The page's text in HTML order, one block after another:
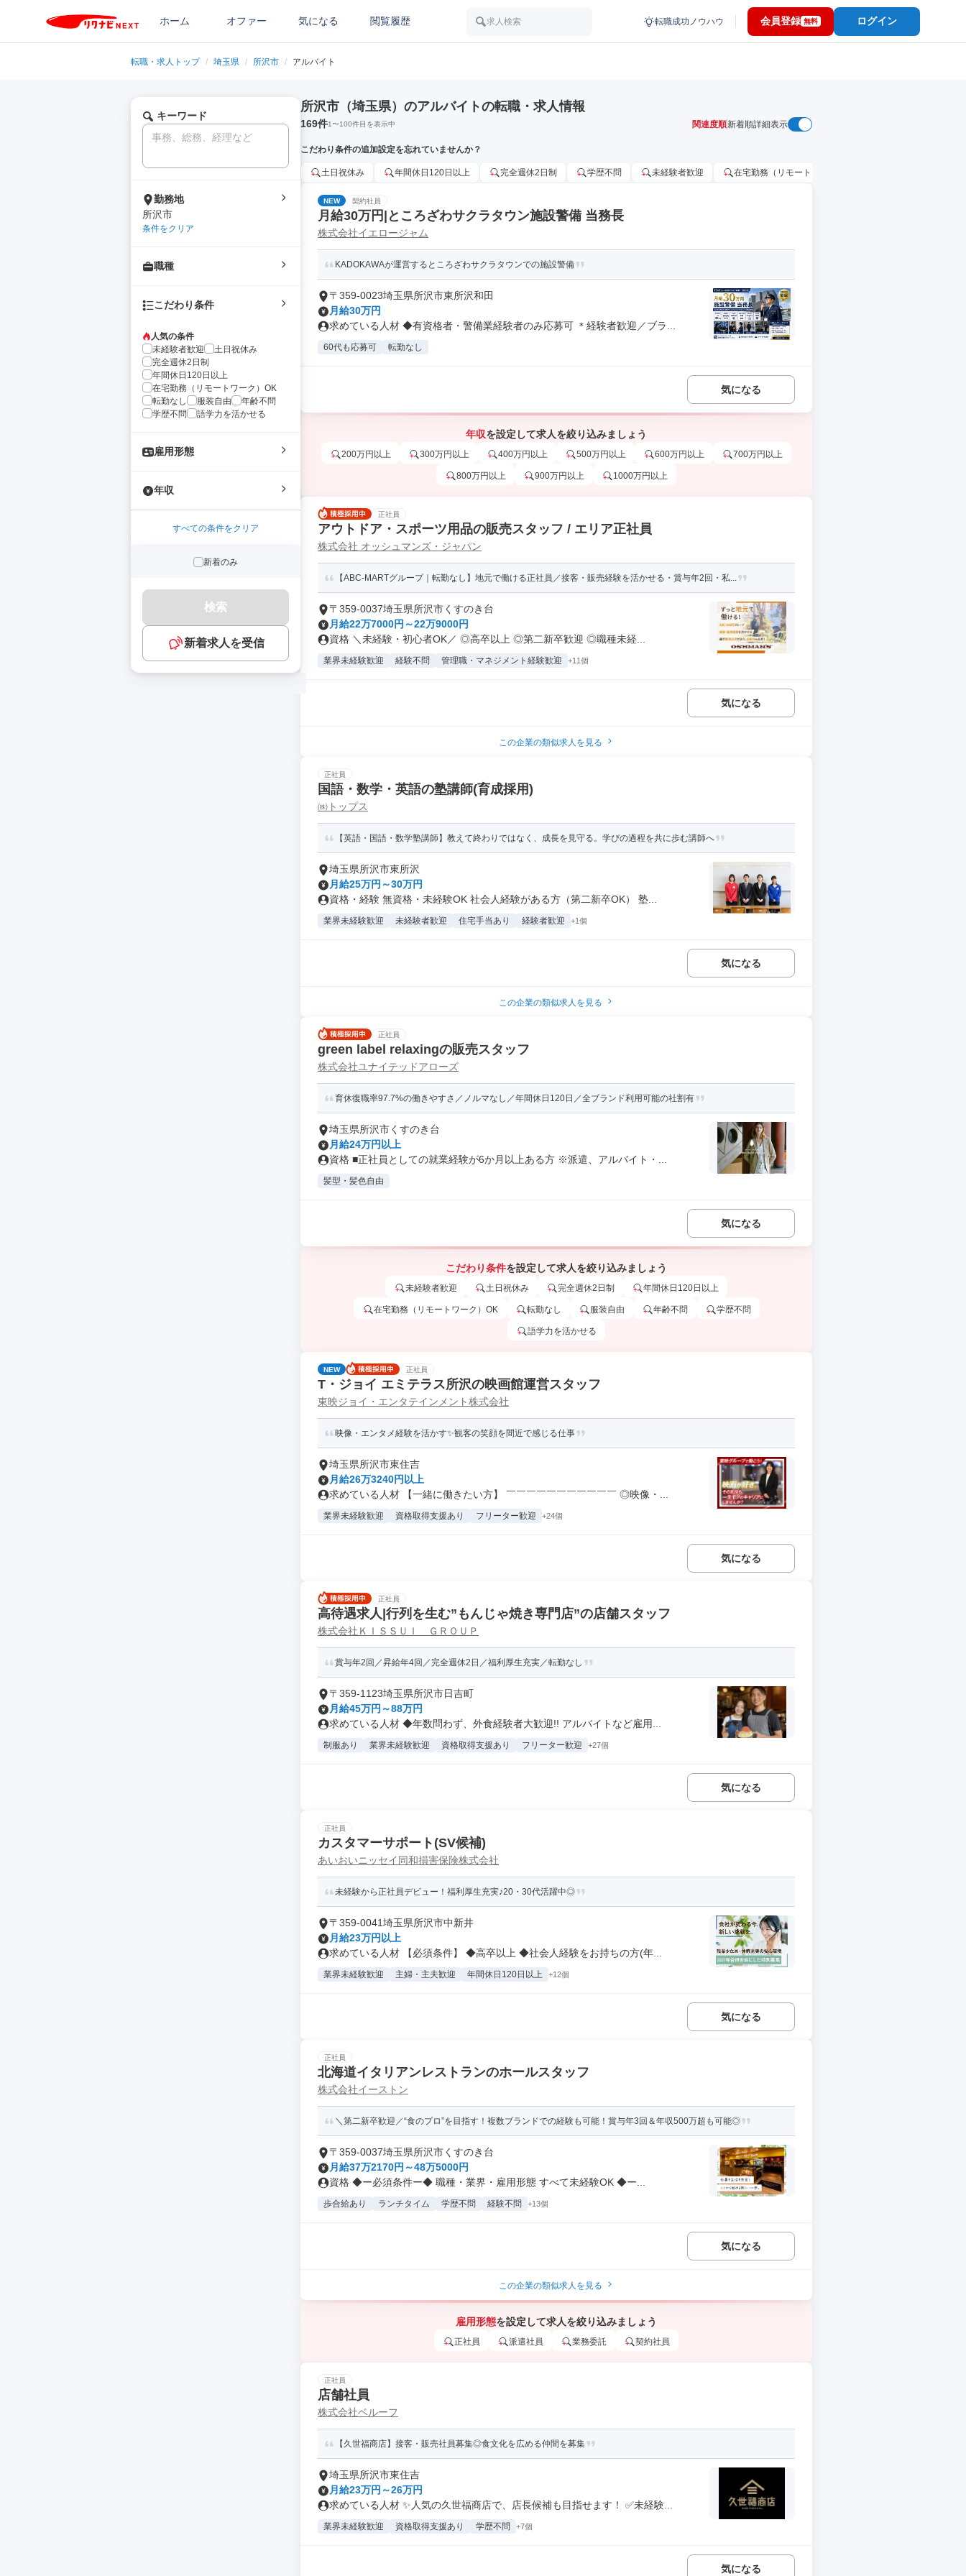
ホーム オファー 気になる 閲覧履歴 求人検索 転職成功ノウハウ 会員登録 無料 ログイン
転職・求人トップ / 埼玉県 / 所沢市 / アルバイト
キーワード
勤務地
所沢市
条件をクリア
職種
こだわり条件
人気の条件
未経験者歓迎
土日祝休み
完全週休2日制
年間休日120日以上
在宅勤務（リモートワーク）OK
転勤なし
服装自由
年齢不問
学歴不問
語学力を活かせる
雇用形態
年収
すべての条件をクリア
新着のみ
検索
新着求人を受信
所沢市（埼玉県）のアルバイトの転職・求人情報
169件1〜100件目を表示中 関連度順新着順詳細表示
こだわり条件の追加設定を忘れていませんか？
土日祝休み 年間休日120日以上 完全週休2日制 学歴不問 未経験者歓迎 在宅勤務（リモートワーク）OK
NEW 契約社員
月給30万円|ところざわサクラタウン施設警備 当務長
株式会社イエロージャム
KADOKAWAが運営するところざわサクラタウンでの施設警備
〒359-0023埼玉県所沢市東所沢和田
月給30万円
求めている人材 ◆有資格者・警備業経験者のみ応募可 ＊経験者歓迎／ブラ...
60代も応募可 転勤なし
気になる
年収を設定して求人を絞り込みましょう
200万円以上 300万円以上 400万円以上 500万円以上 600万円以上 700万円以上
800万円以上 900万円以上 1000万円以上
正社員
アウトドア・スポーツ用品の販売スタッフ / エリア正社員
株式会社 オッシュマンズ・ジャパン
【ABC-MARTグループ｜転勤なし】地元で働ける正社員／接客・販売経験を活かせる・賞与年2回・私...
〒359-0037埼玉県所沢市くすのき台
月給22万7000円～22万9000円
資格 ＼未経験・初心者OK／ ◎高卒以上 ◎第二新卒歓迎 ◎職種未経...
業界未経験歓迎 経験不問 管理職・マネジメント経験歓迎 +11個
気になる
この企業の類似求人を見る
正社員
国語・数学・英語の塾講師(育成採用)
㈱トップス
【英語・国語・数学塾講師】教えて終わりではなく、成長を見守る。学びの過程を共に歩む講師へ
埼玉県所沢市東所沢
月給25万円～30万円
資格・経験 無資格・未経験OK 社会人経験がある方（第二新卒OK） 塾...
業界未経験歓迎 未経験者歓迎 住宅手当あり 経験者歓迎 +1個
気になる
この企業の類似求人を見る
正社員
green label relaxingの販売スタッフ
株式会社ユナイテッドアローズ
育休復職率97.7%の働きやすさ／ノルマなし／年間休日120日／全ブランド利用可能の社割有
埼玉県所沢市くすのき台
月給24万円以上
資格 ■正社員としての就業経験が6か月以上ある方 ※派遣、アルバイト・...
髪型・髪色自由
気になる
こだわり条件を設定して求人を絞り込みましょう
未経験者歓迎 土日祝休み 完全週休2日制 年間休日120日以上
在宅勤務（リモートワーク）OK 転勤なし 服装自由 年齢不問 学歴不問
語学力を活かせる
NEW 正社員
T・ジョイ エミテラス所沢の映画館運営スタッフ
東映ジョイ・エンタテインメント株式会社
映像・エンタメ経験を活かす✨観客の笑顔を間近で感じる仕事
埼玉県所沢市東住吉
月給26万3240円以上
求めている人材 【一緒に働きたい方】 ￣￣￣￣￣￣￣￣￣￣￣ ◎映像・...
業界未経験歓迎 資格取得支援あり フリーター歓迎 +24個
気になる
正社員
高待遇求人|行列を生む”もんじゃ焼き専門店”の店舗スタッフ
株式会社ＫＩＳＳＵＩ ＧＲＯＵＰ
賞与年2回／昇給年4回／完全週休2日／福利厚生充実／転勤なし
〒359-1123埼玉県所沢市日吉町
月給45万円～88万円
求めている人材 ◆年数問わず、外食経験者大歓迎!! アルバイトなど雇用...
制服あり 業界未経験歓迎 資格取得支援あり フリーター歓迎 +27個
気になる
正社員
カスタマーサポート(SV候補)
あいおいニッセイ同和損害保険株式会社
未経験から正社員デビュー！福利厚生充実♪20・30代活躍中◎
〒359-0041埼玉県所沢市中新井
月給23万円以上
求めている人材 【必須条件】 ◆高卒以上 ◆社会人経験をお持ちの方(年...
業界未経験歓迎 主婦・主夫歓迎 年間休日120日以上 +12個
気になる
正社員
北海道イタリアンレストランのホールスタッフ
株式会社イーストン
＼第二新卒歓迎／“食のプロ”を目指す！複数ブランドでの経験も可能！賞与年3回＆年収500万超も可能◎
〒359-0037埼玉県所沢市くすのき台
月給37万2170円～48万5000円
資格 ◆ー必須条件ー◆ 職種・業界・雇用形態 すべて未経験OK ◆ー...
歩合給あり ランチタイム 学歴不問 経験不問 +13個
気になる
この企業の類似求人を見る
雇用形態を設定して求人を絞り込みましょう
正社員 派遣社員 業務委託 契約社員
正社員
店舗社員
株式会社ベルーフ
【久世福商店】接客・販売社員募集◎食文化を広める仲間を募集
埼玉県所沢市東住吉
月給23万円～26万円
求めている人材 ✨人気の久世福商店で、店長候補も目指せます！ ✅未経験...
業界未経験歓迎 資格取得支援あり 学歴不問 +7個
気になる